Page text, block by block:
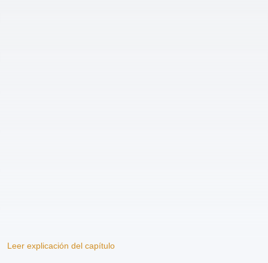
Leer explicación del capítulo